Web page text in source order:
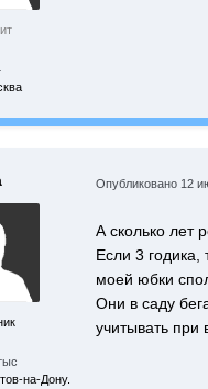
на-Дону.
Опубликовано 12
А сколько лет
Если 3
моей юбки
Они в саду
учитывать при